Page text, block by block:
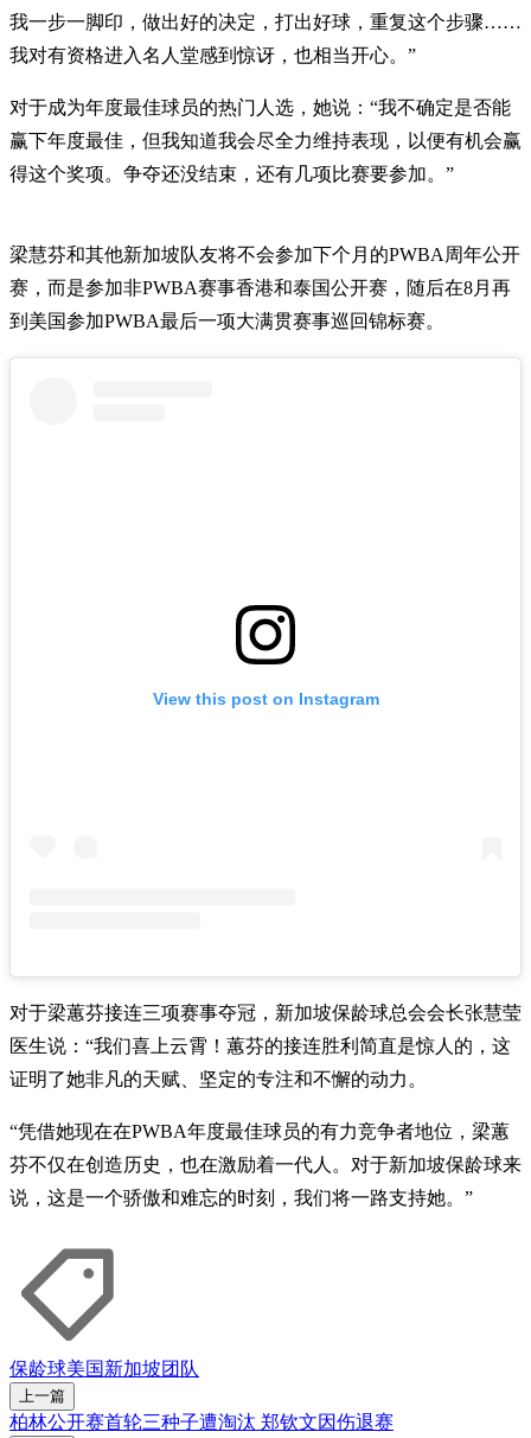
我一步一脚印，做出好的决定，打出好球，重复这个步骤……
我对有资格进入名人堂感到惊讶，也相当开心。”
对于成为年度最佳球员的热门人选，她说：“我不确定是否能
赢下年度最佳，但我知道我会尽全力维持表现，以便有机会赢
得这个奖项。争夺还没结束，还有几项比赛要参加。”
梁慧芬和其他新加坡队友将不会参加下个月的PWBA周年公开
赛，而是参加非PWBA赛事香港和泰国公开赛，随后在8月再
到美国参加PWBA最后一项大满贯赛事巡回锦标赛。
View this post on Instagram
对于梁蕙芬接连三项赛事夺冠，新加坡保龄球总会会长张慧莹
医生说：“我们喜上云霄！蕙芬的接连胜利简直是惊人的，这
证明了她非凡的天赋、坚定的专注和不懈的动力。
“凭借她现在在PWBA年度最佳球员的有力竞争者地位，梁蕙
芬不仅在创造历史，也在激励着一代人。对于新加坡保龄球来
说，这是一个骄傲和难忘的时刻，我们将一路支持她。”
保龄球美国新加坡团队
上一篇
柏林公开赛首轮三种子遭淘汰 郑钦文因伤退赛